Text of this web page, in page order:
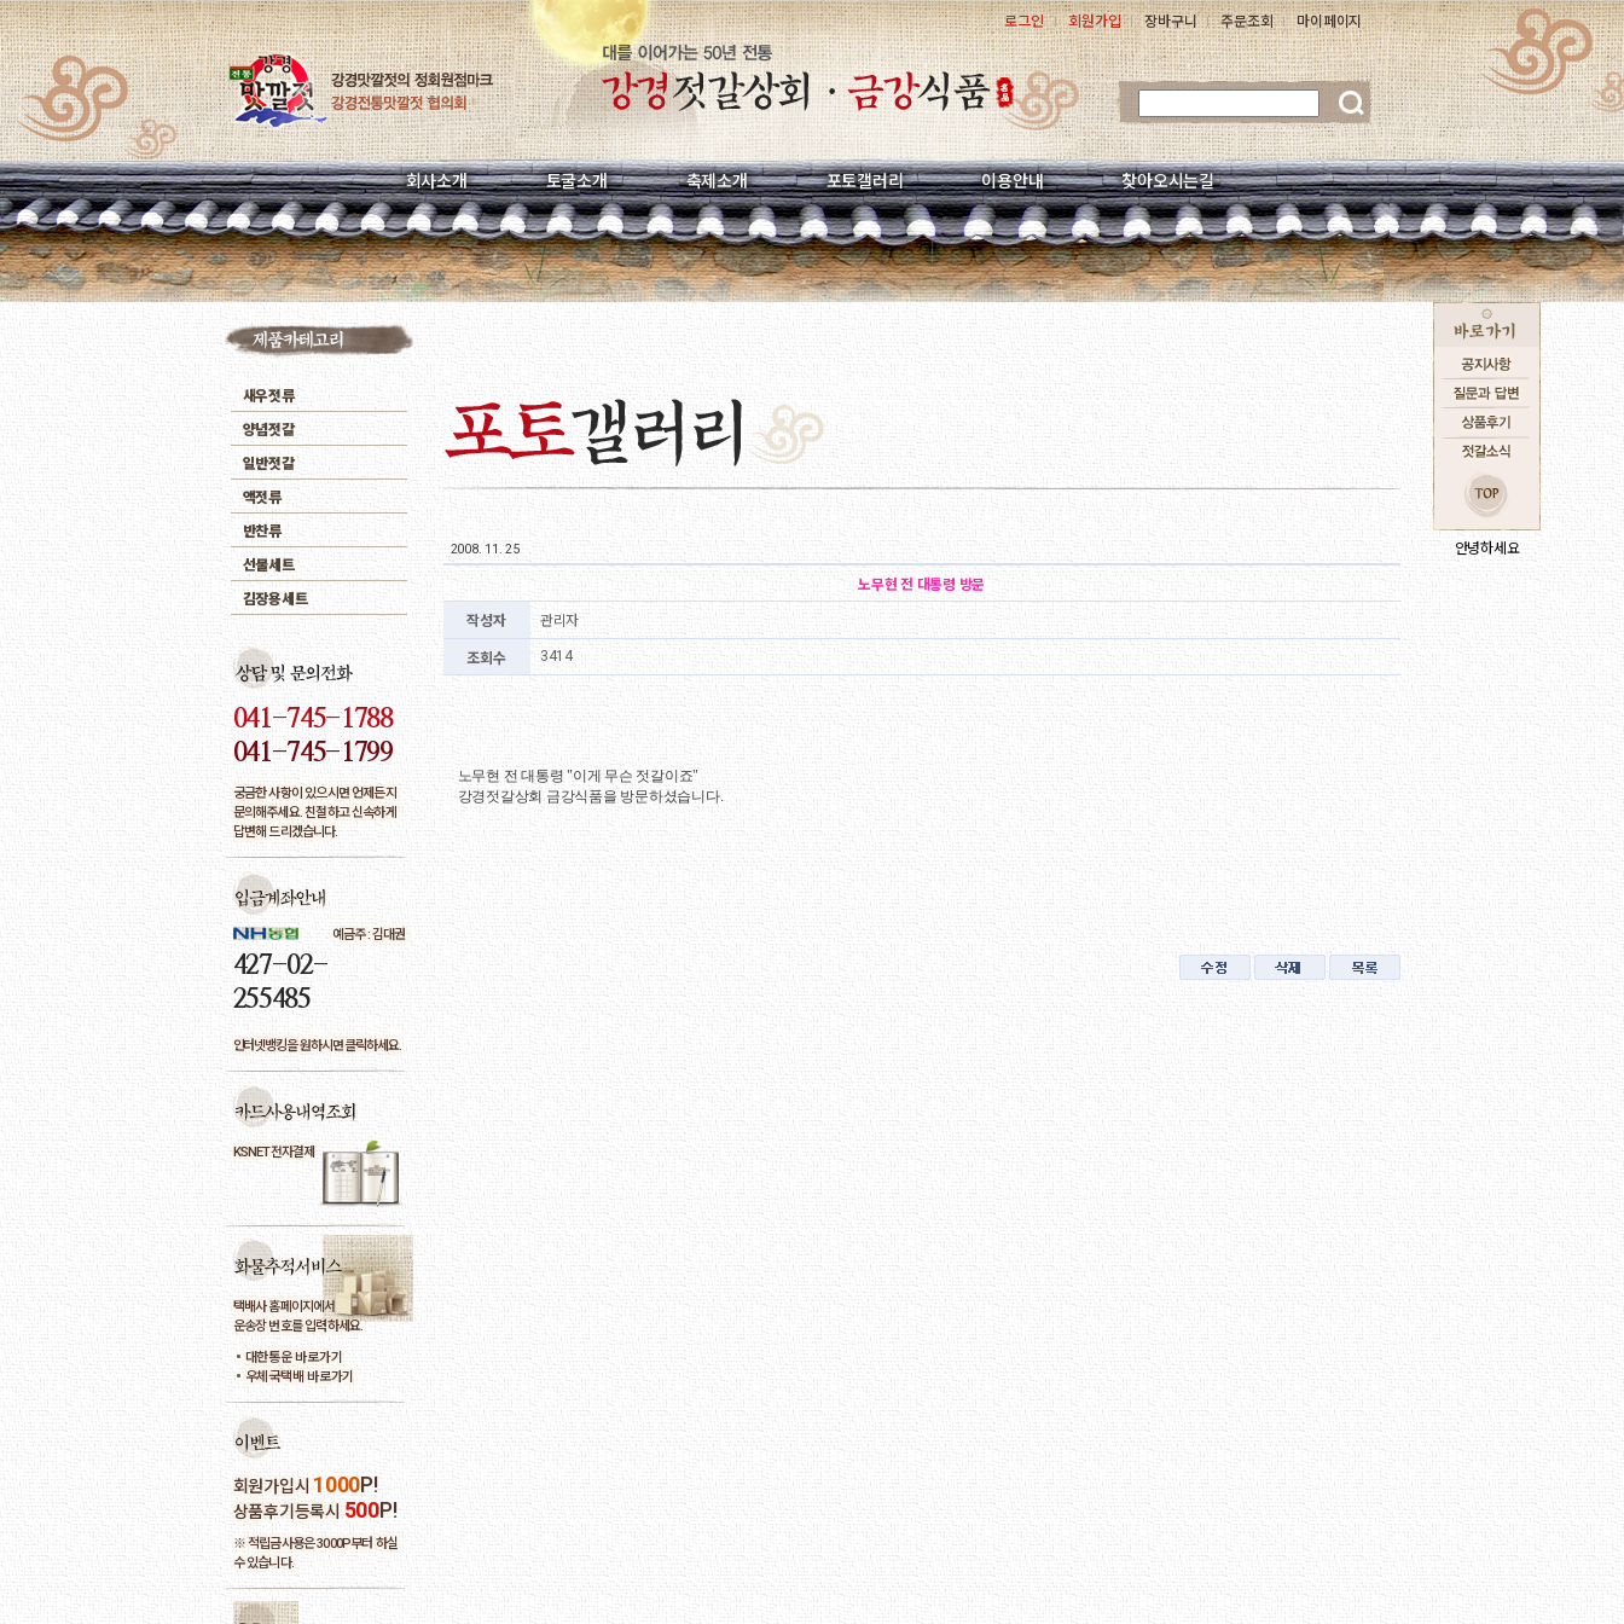
로그인 회원가입 장바구니 주문조회 마이페이지
회사소개 토굴소개 축제소개 포토갤러리 이용안내 찾아오시는길
새우젓류
양념젓갈
일반젓갈
액젓류
반찬류
선물세트
김장용세트
041-745-1788
041-745-1799
궁금한 사항이 있으시면 언제든지
문의해주세요. 친절하고 신속하게
답변해 드리겠습니다.
예금주 : 김대권
427-02-
255485
인터넷뱅킹을 원하시면 클릭하세요.
KSNET전자결제
택배사 홈페이지에서
운송장 번호를 입력하세요.
대한통운 바로가기
우체국택배 바로가기
회원가입시 1000P!
상품후기등록시 500P!
※ 적립금사용은 3000P부터 하실
수 있습니다.
2008. 11. 25
노무현 전 대통령 방문
작성자 관리자
조회수 3414
노무현 전 대통령 "이게 무슨 젓갈이죠"
강경젓갈상회 금강식품을 방문하셨습니다.
안녕하세요